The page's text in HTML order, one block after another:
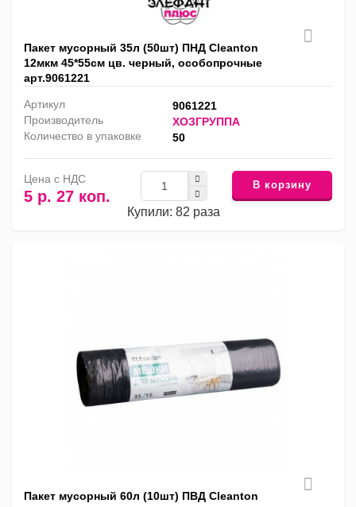
Пакет мусорный 35л (50шт) ПНД Cleanton
12мкм 45*55см цв. черный, особопрочные
арт.9061221
Артикул
9061221
Производитель
ХОЗГРУППА
Количество в упаковке
50
Цена с НДС
5 р. 27 коп.
Купили: 82 раза
В корзину
Пакет мусорный 60л (10шт) ПВД Cleanton